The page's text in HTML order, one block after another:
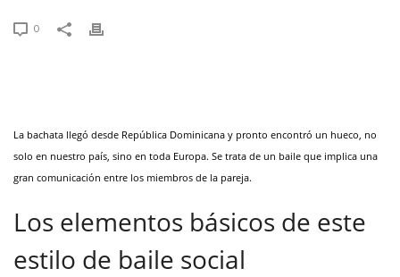
0
La bachata llegó desde República Dominicana y pronto encontró un hueco, no
solo en nuestro país, sino en toda Europa. Se trata de un baile que implica una
gran comunicación entre los miembros de la pareja.
Los elementos básicos de este
estilo de baile social